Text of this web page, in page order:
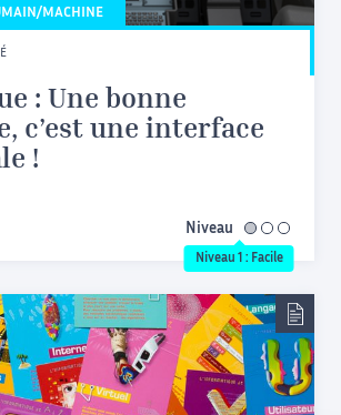
MACHINE
: Une bonne
c’est une interface
!
Niveau facile
Niveau 1 : Facile